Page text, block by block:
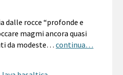
dalle rocce “profonde e
magmi ancora quasi
da modeste…continua…